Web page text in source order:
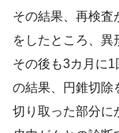
その結果、再検査
をしたところ、異
その後も3カ月に
の結果、円錐切除
切り取った部分に